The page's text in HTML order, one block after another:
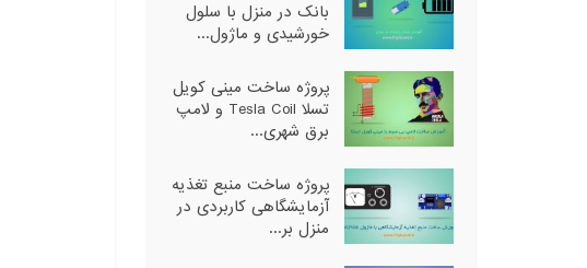
بانک در منزل با سلول
خورشیدی و ماژول...
پروژه ساخت مینی کویل
تسلا Tesla Coil و لامپ
برق شهری...
پروژه ساخت منبع تغذیه
آزمایشگاهی کاربردی در
منزل بر...